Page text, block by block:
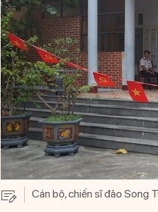
Cán bộ, chiến sĩ đảo Song